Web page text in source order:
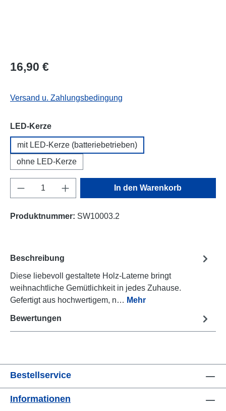
16,90 €
Versand u. Zahlungsbedingung
LED-Kerzeauswählen
mit LED-Kerze (batteriebetrieben)
ohne LED-Kerze
Produkt Anzahl: Gib den gewünschten
In den Warenkorb
Produktnummer: SW10003.2
Beschreibung
Diese liebevoll gestaltete Holz-Laterne bringt
weihnachtliche Gemütlichkeit in jedes Zuhause.
Gefertigt aus hochwertigem, n… Mehr
Bewertungen
Bestellservice
Informationen